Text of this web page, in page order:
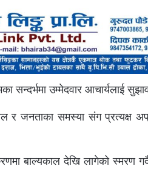
सन्दर्भमा उम्मेदवार आचार्यलाई
र जनताका समस्या संग प्रत्यक्ष
बाल्यकाल देखि लागेको स्मरण